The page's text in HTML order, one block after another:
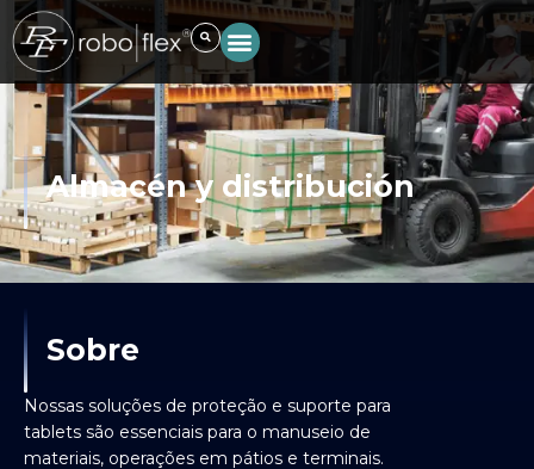
contenido
Almacén y distribución
Sobre
Nossas soluções de proteção e suporte para
tablets são essenciais para o manuseio de
materiais, operações em pátios e terminais.